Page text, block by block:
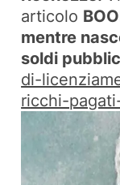
articolo
mentre
soldi
di-
ricchi-